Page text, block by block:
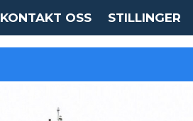
KONTAKT OSS STILLINGER